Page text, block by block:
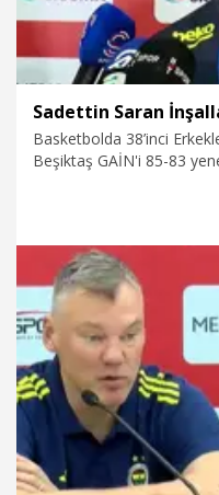
Sadettin Saran
Basketbolda 38’inci
Beşiktaş GAİN'i 85-83
24.09.2025 Spor